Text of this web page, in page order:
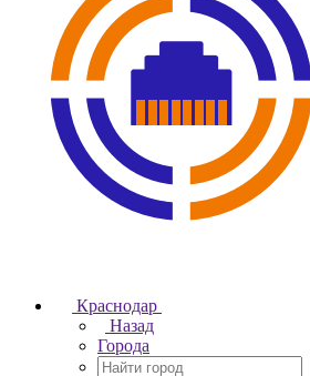
Краснодар
Назад
Города